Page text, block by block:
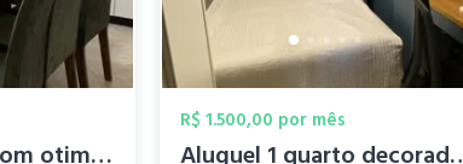
Quarto privado com otima localização
R$ 1.500,00 por mês
Aluguel 1